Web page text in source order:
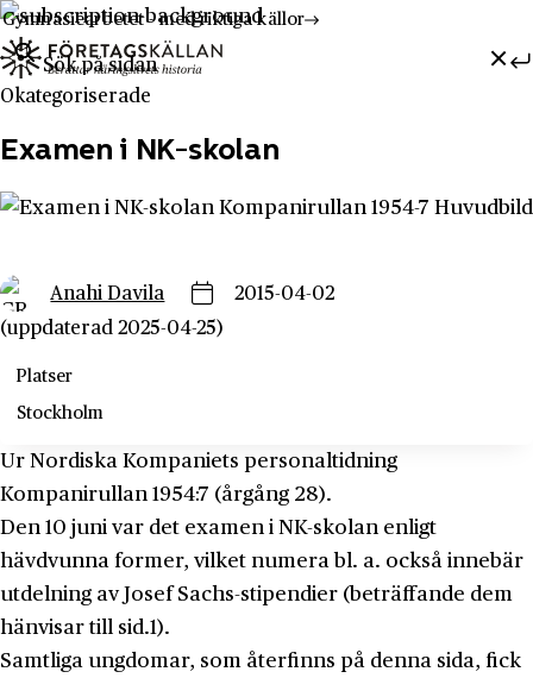
Hoppa till innehåll
Till innehåll
Gymnasiearbetet - med riktiga källor
Sök efter:
Okategoriserade
Examen i NK-skolan
Anahi Davila
2015-04-02
(uppdaterad 2025-04-25)
Platser
Stockholm
Ur Nordiska Kompaniets personaltidning
Kompanirullan 1954:7 (årgång 28).
Den 10 juni var det examen i NK-skolan enligt
hävdvunna for­mer, vilket numera bl. a. också innebär
utdelning av Josef Sachs­-stipendier (beträffande dem
hänvisar till sid.1).
Samtliga ungdomar, som återfinns på denna sida, fick